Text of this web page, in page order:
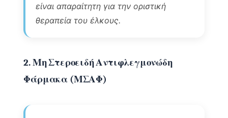
είναι απαραίτητη για την οριστική
θεραπεία του έλκους.
2. Μη Στεροειδή Αντιφλεγμονώδη
Φάρμακα (ΜΣΑΦ)